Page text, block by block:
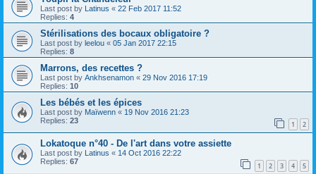
Last post by Latinus « 22 Feb 2017 11:52
Replies: 4
Stérilisations des bocaux obligatoire ?
Last post by leelou « 05 Jan 2017 22:15
Replies: 8
Marrons, des recettes ?
Last post by Ankhsenamon « 29 Nov 2016 17:19
Replies: 10
Les bébés et les épices
Last post by Maïwenn « 19 Nov 2016 21:23
Replies: 23 1 2
Lokatoque n°40 - De l'art dans votre assiette
Last post by Latinus « 14 Oct 2016 22:22
Replies: 67 1 2 3 4 5